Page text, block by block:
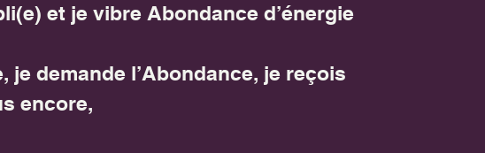
et je vibre Abondance d’énergie
je demande l’Abondance, je reçois
encore,